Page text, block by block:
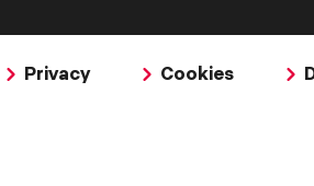
Privacy Cookies